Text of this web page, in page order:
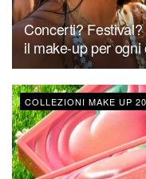
Concerti?
il make-up per
COLLEZIONI MAKE UP